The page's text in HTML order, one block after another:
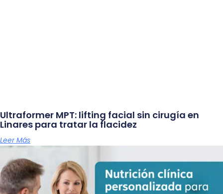
Ultraformer MPT: lifting facial sin cirugía en
Linares para tratar la flacidez
Leer Más